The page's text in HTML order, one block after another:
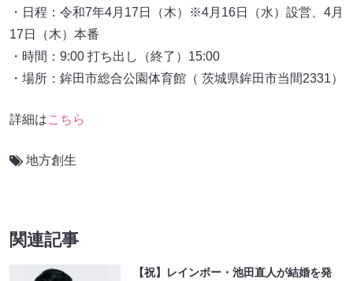
・日程：令和7年4月17日（木）※4月16日（水）設営、4月
17日（木）本番
・時間：9:00 打ち出し（終了）15:00
・場所：鉾田市総合公園体育館（ 茨城県鉾田市当間2331）
詳細はこちら
地方創生
関連記事
【祝】レインボー・池田直人が結婚を発